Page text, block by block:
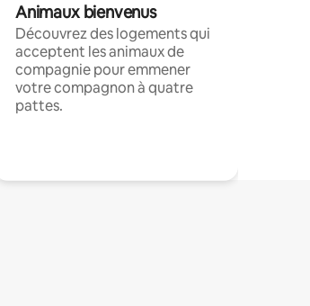
Animaux bienvenus
Découvrez des logements qui
acceptent les animaux de
compagnie pour emmener
votre compagnon à quatre
pattes.